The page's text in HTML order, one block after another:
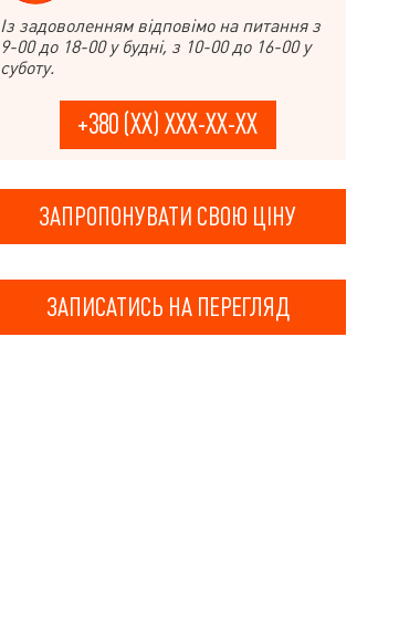
Із задоволенням відповімо на питання з
9-00 до 18-00 у будні, з 10-00 до 16-00 у
суботу.
+380 (XX) XXX-XX-XX
ЗАПРОПОНУВАТИ СВОЮ ЦІНУ
ЗАПИСАТИСЬ НА ПЕРЕГЛЯД